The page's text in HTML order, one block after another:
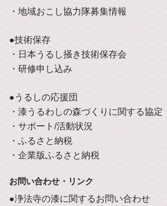
・地域おこし協力隊募集情報
●技術保存
・日本うるし掻き技術保存会
・研修申し込み
●うるしの応援団
・漆うるわしの森づくりに関する協定
・サポート/活動状況
・ふるさと納税
・企業版ふるさと納税
お問い合わせ・リンク
●浄法寺の漆に関するお問い合わせ